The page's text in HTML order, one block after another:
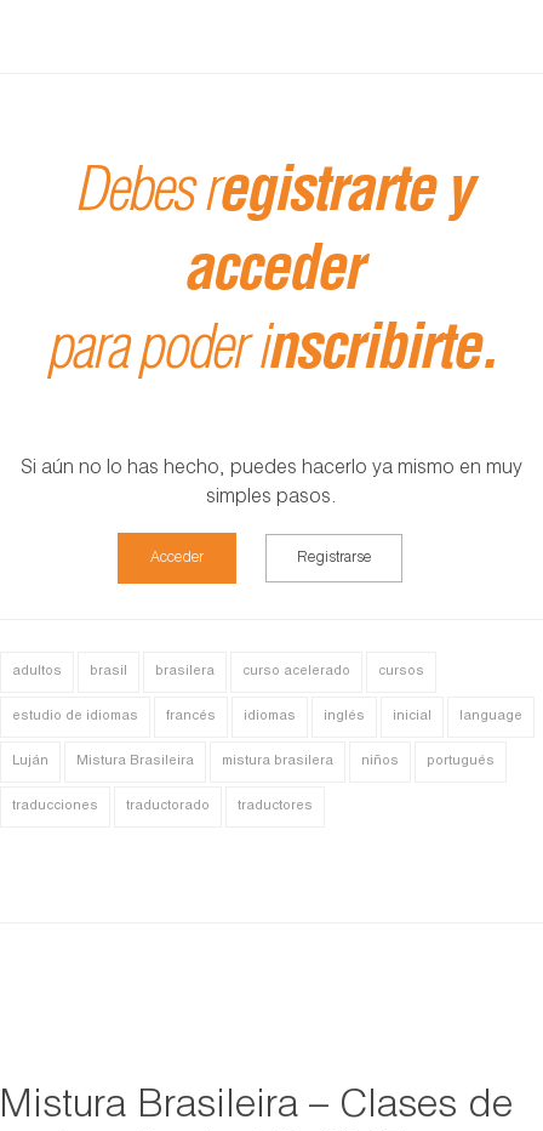
Debes registrarte y
acceder
para poder inscribirte.
Si aún no lo has hecho, puedes hacerlo ya mismo en muy
simples pasos.
Acceder Registrarse
adultos brasil brasilera curso acelerado cursos
estudio de idiomas francés idiomas inglés inicial language
Luján Mistura Brasileira mistura brasilera niños portugués
traducciones traductorado traductores
Mistura Brasileira – Clases de